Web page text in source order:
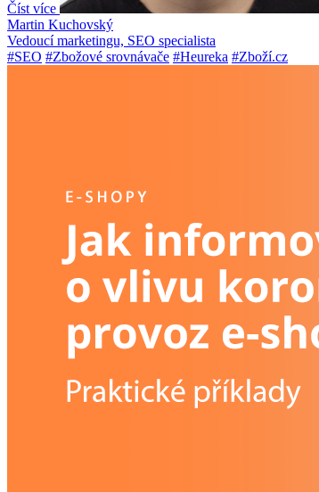
Číst více
Martin Kuchovský
Vedoucí marketingu, SEO specialista
#SEO #Zbožové srovnávače #Heureka #Zboží.cz